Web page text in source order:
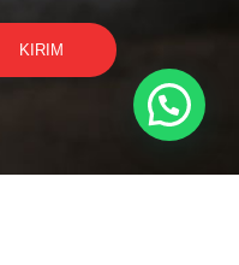
KIRIM